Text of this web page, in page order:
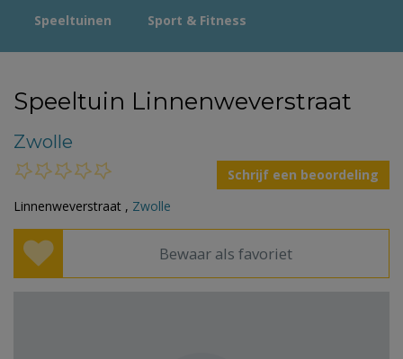
Speeltuinen
Sport & Fitness
Speeltuin Linnenweverstraat
Zwolle
Schrijf een beoordeling
Linnenweverstraat , Zwolle
Bewaar als favoriet